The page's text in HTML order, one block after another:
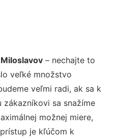
– nechajte to
veľké množstvo
veľmi radi, ak sa k
zákazníkovi sa snažíme
možnej miere,
je kľúčom k